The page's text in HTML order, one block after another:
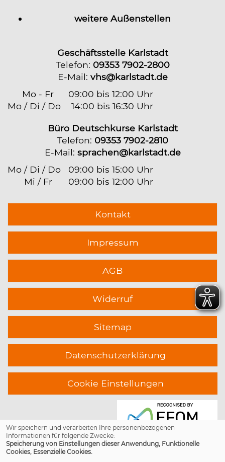
weitere Außenstellen
Geschäftsstelle Karlstadt
Telefon: 09353 7902-2800
E-Mail: vhs@karlstadt.de
Mo - Fr
09:00 bis 12:00 Uhr
Mo / Di / Do
14:00 bis 16:30 Uhr
Büro Deutschkurse Karlstadt
Telefon: 09353 7902-2810
E-Mail: sprachen@karlstadt.de
Mo / Di / Do 09:00 bis 15:00 Uhr
Mi / Fr
09:00 bis 12:00 Uhr
Kontakt
Impressum
AGB
Widerruf
Sitemap
Datenschutzerklärung
Cookie Einstellungen
© 2026 Kufer Software GmbH
Wir speichern und verarbeiten Ihre personenbezogenen
Informationen für folgende Zwecke:
Speicherung von Einstellungen dieser Anwendung, Funktionelle
Cookies, Essenzielle Cookies.